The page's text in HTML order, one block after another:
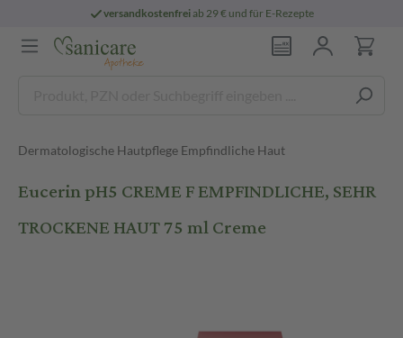
versandkostenfreiab 29 € und für E-Rezepte
Dermatologische Hautpflege Empfindliche Haut
Eucerin pH5 CREME F EMPFINDLICHE, SEHR
TROCKENE HAUT 75 ml Creme